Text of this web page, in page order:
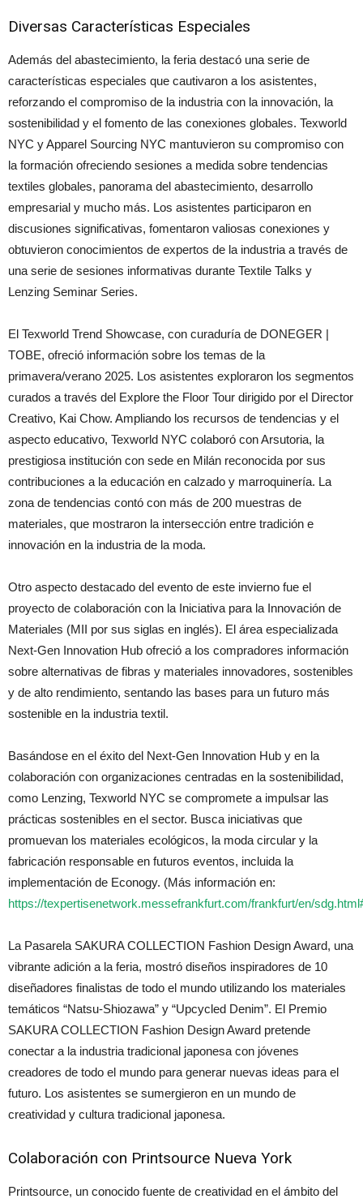
Diversas Características Especiales
Además del abastecimiento, la feria destacó una serie de
características especiales que cautivaron a los asistentes,
reforzando el compromiso de la industria con la innovación, la
sostenibilidad y el fomento de las conexiones globales. Texworld
NYC y Apparel Sourcing NYC mantuvieron su compromiso con
la formación ofreciendo sesiones a medida sobre tendencias
textiles globales, panorama del abastecimiento, desarrollo
empresarial y mucho más. Los asistentes participaron en
discusiones significativas, fomentaron valiosas conexiones y
obtuvieron conocimientos de expertos de la industria a través de
una serie de sesiones informativas durante Textile Talks y
Lenzing Seminar Series.
El Texworld Trend Showcase, con curaduría de DONEGER |
TOBE, ofreció información sobre los temas de la
primavera/verano 2025. Los asistentes exploraron los segmentos
curados a través del Explore the Floor Tour dirigido por el Director
Creativo, Kai Chow. Ampliando los recursos de tendencias y el
aspecto educativo, Texworld NYC colaboró con Arsutoria, la
prestigiosa institución con sede en Milán reconocida por sus
contribuciones a la educación en calzado y marroquinería. La
zona de tendencias contó con más de 200 muestras de
materiales, que mostraron la intersección entre tradición e
innovación en la industria de la moda.
Otro aspecto destacado del evento de este invierno fue el
proyecto de colaboración con la Iniciativa para la Innovación de
Materiales (MII por sus siglas en inglés). El área especializada
Next-Gen Innovation Hub ofreció a los compradores información
sobre alternativas de fibras y materiales innovadores, sostenibles
y de alto rendimiento, sentando las bases para un futuro más
sostenible en la industria textil.
Basándose en el éxito del Next-Gen Innovation Hub y en la
colaboración con organizaciones centradas en la sostenibilidad,
como Lenzing, Texworld NYC se compromete a impulsar las
prácticas sostenibles en el sector. Busca iniciativas que
promuevan los materiales ecológicos, la moda circular y la
fabricación responsable en futuros eventos, incluida la
implementación de Econogy. (Más información en:
https://texpertisenetwork.messefrankfurt.com/frankfurt/en/
La Pasarela SAKURA COLLECTION Fashion Design Award, una
vibrante adición a la feria, mostró diseños inspiradores de 10
diseñadores finalistas de todo el mundo utilizando los materiales
temáticos “Natsu-Shiozawa” y “Upcycled Denim”. El Premio
SAKURA COLLECTION Fashion Design Award pretende
conectar a la industria tradicional japonesa con jóvenes
creadores de todo el mundo para generar nuevas ideas para el
futuro. Los asistentes se sumergieron en un mundo de
creatividad y cultura tradicional japonesa.
Colaboración con Printsource Nueva York
Printsource, un conocido fuente de creatividad en el ámbito del